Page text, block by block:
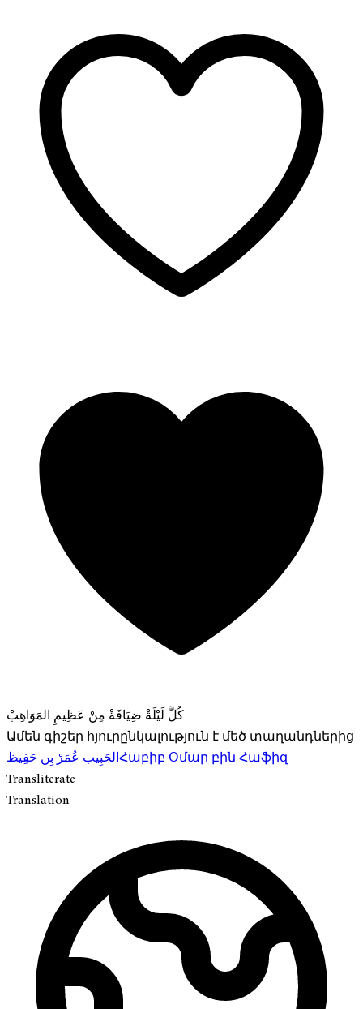
كُلَّ لَيْلَةْ ضِيَافَةْ مِنْ عَظِيمِ المَوَاهِبْ
Ամեն գիշեր հյուրընկալություն է մեծ տաղանդներից
الحَبِيب عُمَرْ بِن حَفِيظՀաբիբ Օմար բին Հաֆիզ
Transliterate
Translation